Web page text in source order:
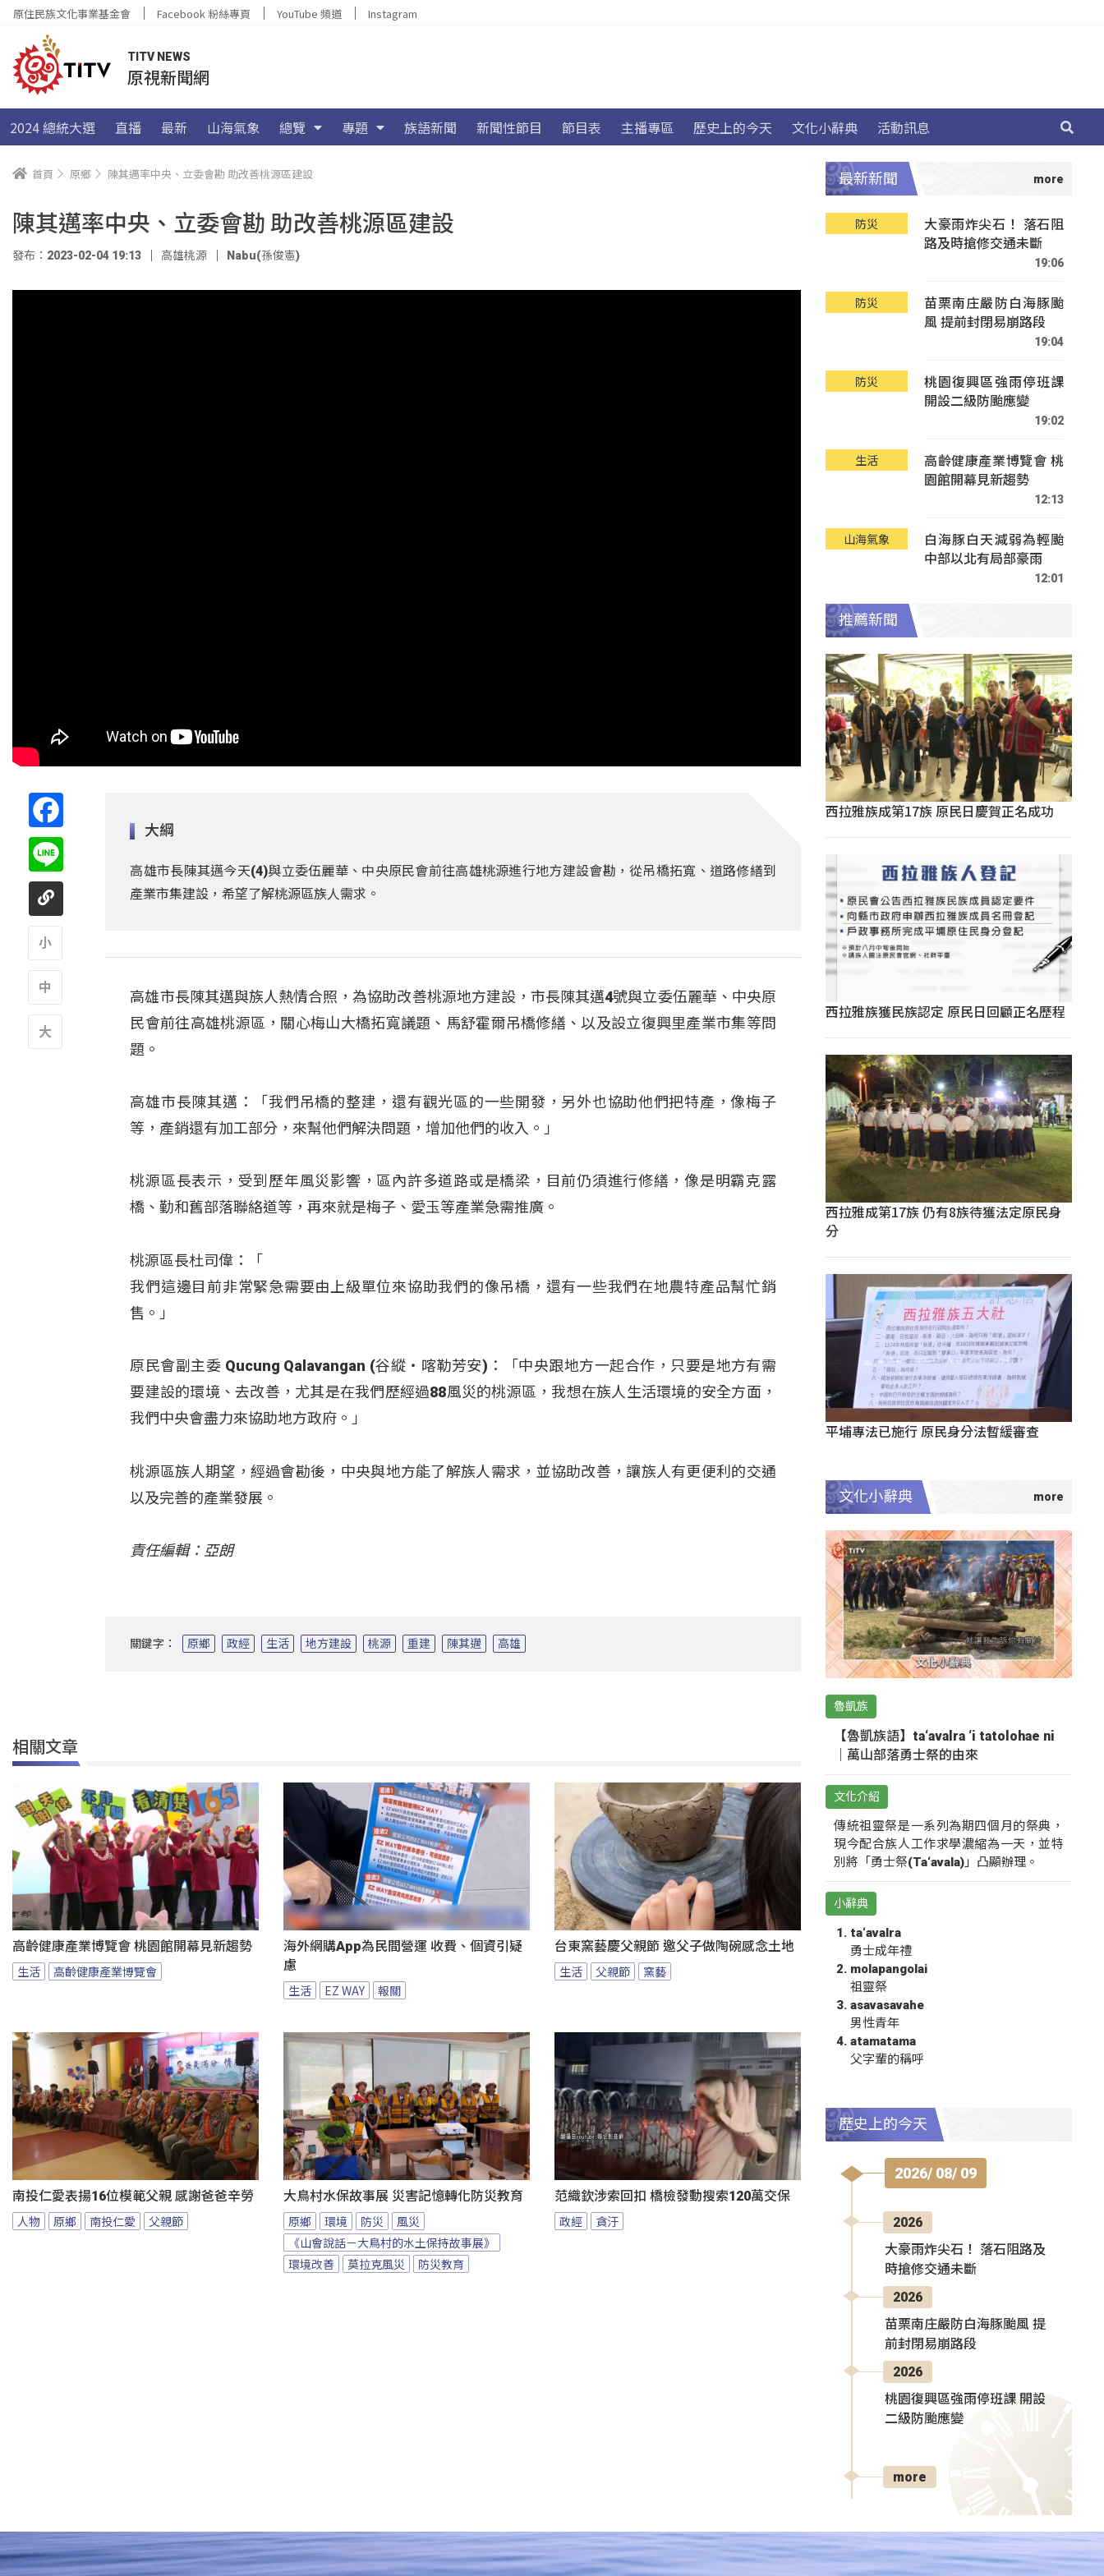
原住民族文化事業基金會 Facebook 粉絲專頁 YouTube 頻道 Instagram
TITV NEWS
原視新聞網
2024 總統大選 直播 最新 山海氣象 總覽 專題 族語新聞 新聞性節目 節目表 主播專區 歷史上的今天 文化小辭典 活動訊息
首頁 原鄉 陳其邁率中央、立委會勘 助改善桃源區建設
陳其邁率中央、立委會勘 助改善桃源區建設
發布：2023-02-04 19:13 高雄桃源 Nabu(孫俊憲)
大綱
高雄市長陳其邁今天(4)與立委伍麗華、中央原民會前往高雄桃源進行地方建設會勘，從吊橋拓寬、道路修繕到
產業市集建設，希望了解桃源區族人需求。
高雄市長陳其邁與族人熱情合照，為協助改善桃源地方建設，市長陳其邁4號與立委伍麗華、中央原
民會前往高雄桃源區，關心梅山大橋拓寬議題、馬舒霍爾吊橋修繕、以及設立復興里產業市集等問
題。
高雄市長陳其邁：「我們吊橋的整建，還有觀光區的一些開發，另外也協助他們把特產，像梅子
等，產銷還有加工部分，來幫他們解決問題，增加他們的收入。」
桃源區長表示，受到歷年風災影響，區內許多道路或是橋梁，目前仍須進行修繕，像是明霸克露
橋、勤和舊部落聯絡道等，再來就是梅子、愛玉等產業急需推廣。
桃源區長杜司偉：「
我們這邊目前非常緊急需要由上級單位來協助我們的像吊橋，還有一些我們在地農特產品幫忙銷
售。」
原民會副主委 Qucung Qalavangan (谷縱‧喀勒芳安)：「中央跟地方一起合作，只要是地方有需
要建設的環境、去改善，尤其是在我們歷經過88風災的桃源區，我想在族人生活環境的安全方面，
我們中央會盡力來協助地方政府。」
桃源區族人期望，經過會勘後，中央與地方能了解族人需求，並協助改善，讓族人有更便利的交通
以及完善的產業發展。
責任編輯：亞朗
關鍵字： 原鄉 政經 生活 地方建設 桃源 重建 陳其邁 高雄
相關文章
高齡健康產業博覽會 桃園館開幕見新趨勢
生活 高齡健康產業博覽會
海外網購App為民間營運 收費、個資引疑
慮
生活 EZ WAY 報關
台東窯藝慶父親節 邀父子做陶碗感念土地
生活 父親節 窯藝
南投仁愛表揚16位模範父親 感謝爸爸辛勞
人物 原鄉 南投仁愛 父親節
大鳥村水保故事展 災害記憶轉化防災教育
原鄉 環境 防災
風災
《山會說話－大鳥村的水土保持故事展》
環境改善
莫拉克風災 防災教育
范織欽涉索回扣 橋檢發動搜索120萬交保
政經 貪汙
最新新聞
防災
大豪雨炸尖石！ 落石阻
路及時搶修交通未斷
19:06
防災
苗栗南庄嚴防白海豚颱
風 提前封閉易崩路段
19:04
防災
桃園復興區強雨停班課
開設二級防颱應變
19:02
生活
高齡健康產業博覽會 桃
園館開幕見新趨勢
12:13
山海氣象
白海豚白天減弱為輕颱
中部以北有局部豪雨
12:01
推薦新聞
西拉雅族成第17族 原民日慶賀正名成功
西拉雅族獲民族認定 原民日回顧正名歷程
西拉雅成第17族 仍有8族待獲法定原民身
分
平埔專法已施行 原民身分法暫緩審查
文化小辭典
魯凱族
【魯凱族語】ta‘avalra ‘i tatolohae ni
｜萬山部落勇士祭的由來
文化介紹
傳統祖靈祭是一系列為期四個月的祭典，
現今配合族人工作求學濃縮為一天，並特
別將「勇士祭(Ta‘avala)」凸顯辦理。
小辭典
ta‘avalra
勇士成年禮
molapangolai
祖靈祭
asavasavahe
男性青年
atamatama
父字輩的稱呼
歷史上的今天
2026/ 08/ 09
2026
大豪雨炸尖石！ 落石阻路及
時搶修交通未斷
2026
苗栗南庄嚴防白海豚颱風 提
前封閉易崩路段
2026
桃園復興區強雨停班課 開設
二級防颱應變
more